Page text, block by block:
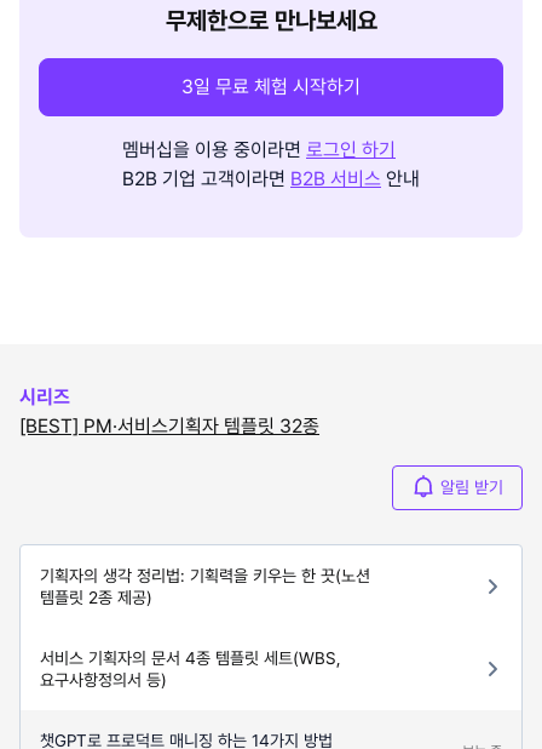
무제한으로 만나보세요
3일 무료 체험 시작하기
멤버십을 이용 중이라면 로그인 하기
B2B 기업 고객이라면 B2B 서비스 안내
시리즈
[BEST] PM·서비스기획자 템플릿 32종
알림 받기
기획자의 생각 정리법: 기획력을 키우는 한 끗(노션
템플릿 2종 제공)
서비스 기획자의 문서 4종 템플릿 세트(WBS,
요구사항정의서 등)
챗GPT로 프로덕트 매니징 하는 14가지 방법